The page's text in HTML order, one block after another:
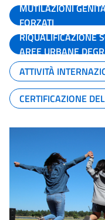
MUTILAZIONI
FORZATI
RIQUALIFICAZIONE
AREE URBANE
ATTIVITÀ
CERTIFICAZIONE